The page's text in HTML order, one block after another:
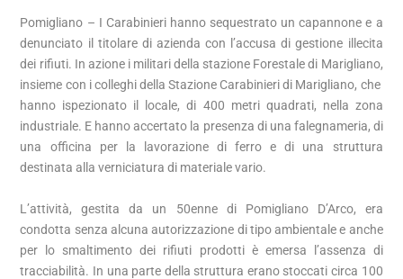
Pomigliano – I Carabinieri hanno sequestrato un capannone e a
denunciato il titolare di azienda con l’accusa di gestione illecita
dei rifiuti. In azione i militari della stazione Forestale di Marigliano,
insieme con i colleghi della Stazione Carabinieri di Marigliano, che
hanno ispezionato il locale, di 400 metri quadrati, nella zona
industriale. E hanno accertato la presenza di una falegnameria, di
una officina per la lavorazione di ferro e di una struttura
destinata alla verniciatura di materiale vario.
L’attività, gestita da un 50enne di Pomigliano D’Arco, era
condotta senza alcuna autorizzazione di tipo ambientale e anche
per lo smaltimento dei rifiuti prodotti è emersa l’assenza di
tracciabilità. In una parte della struttura erano stoccati circa 100